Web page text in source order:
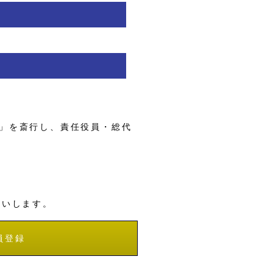
を斎行し、責任役員・総代
します。
登録